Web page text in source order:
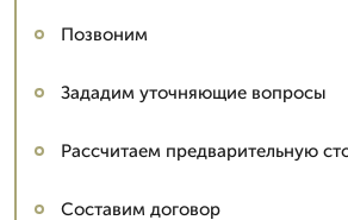
Позвоним
Зададим уточняющие вопросы
Рассчитаем предварительную
Составим договор